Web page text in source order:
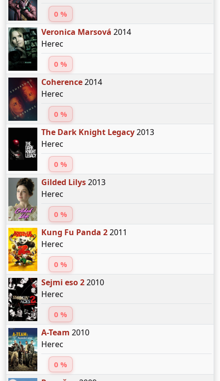
0 %
Veronica Marsová 2014
Herec
0 %
Coherence2014
Herec
0 %
The Dark Knight Legacy2013
Herec
0 %
Gilded Lilys2013
Herec
0 %
Kung Fu Panda 22011
Herec
0 %
Sejmi eso 22010
Herec
0 %
A-Team 2010
Herec
0 %